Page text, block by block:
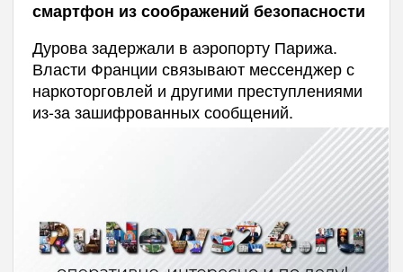
смартфон из соображений безопасности
Дурова задержали в аэропорту Парижа.
Власти Франции связывают мессенджер с
наркоторговлей и другими преступлениями
из-за зашифрованных сообщений.